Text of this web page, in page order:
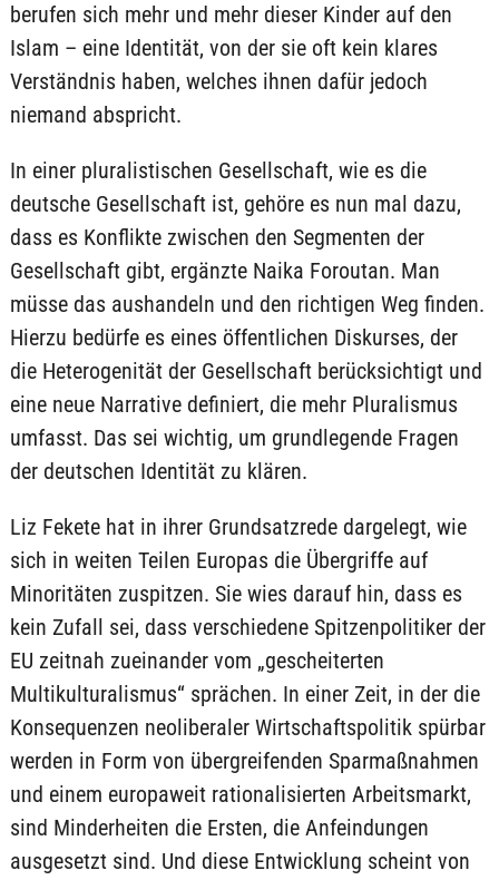
berufen sich mehr und mehr dieser Kinder auf den
Islam – eine Identität, von der sie oft kein klares
Verständnis haben, welches ihnen dafür jedoch
niemand abspricht.
In einer pluralistischen Gesellschaft, wie es die
deutsche Gesellschaft ist, gehöre es nun mal dazu,
dass es Konflikte zwischen den Segmenten der
Gesellschaft gibt, ergänzte Naika Foroutan. Man
müsse das aushandeln und den richtigen Weg finden.
Hierzu bedürfe es eines öffentlichen Diskurses, der
die Heterogenität der Gesellschaft berücksichtigt und
eine neue Narrative definiert, die mehr Pluralismus
umfasst. Das sei wichtig, um grundlegende Fragen
der deutschen Identität zu klären.
Liz Fekete hat in ihrer Grundsatzrede dargelegt, wie
sich in weiten Teilen Europas die Übergriffe auf
Minoritäten zuspitzen. Sie wies darauf hin, dass es
kein Zufall sei, dass verschiedene Spitzenpolitiker der
EU zeitnah zueinander vom „gescheiterten
Multikulturalismus“ sprächen. In einer Zeit, in der die
Konsequenzen neoliberaler Wirtschaftspolitik spürbar
werden in Form von übergreifenden Sparmaßnahmen
und einem europaweit rationalisierten Arbeitsmarkt,
sind Minderheiten die Ersten, die Anfeindungen
ausgesetzt sind. Und diese Entwicklung scheint von